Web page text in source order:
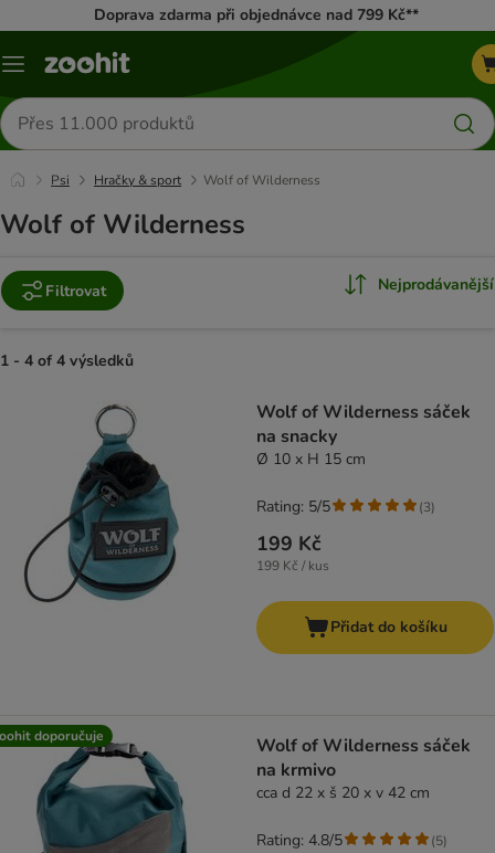
Doprava zdarma při objednávce nad 799 Kč**
Menu
Hledat
produkty
Psi Hračky & sport Wolf of Wilderness
Wolf of Wilderness
Filtrovat Nejprodávanější
1 - 4 of 4 výsledků
Wolf of Wilderness sáček
na snacky
Ø 10 x H 15 cm
199 Kč
199 Kč / kus
Rating: 5/5 (3)
Přidat do košíku
doporučuje
Wolf of Wilderness sáček
na krmivo
cca d 22 x š 20 x v 42 cm
Rating: 4.8/5 (5)